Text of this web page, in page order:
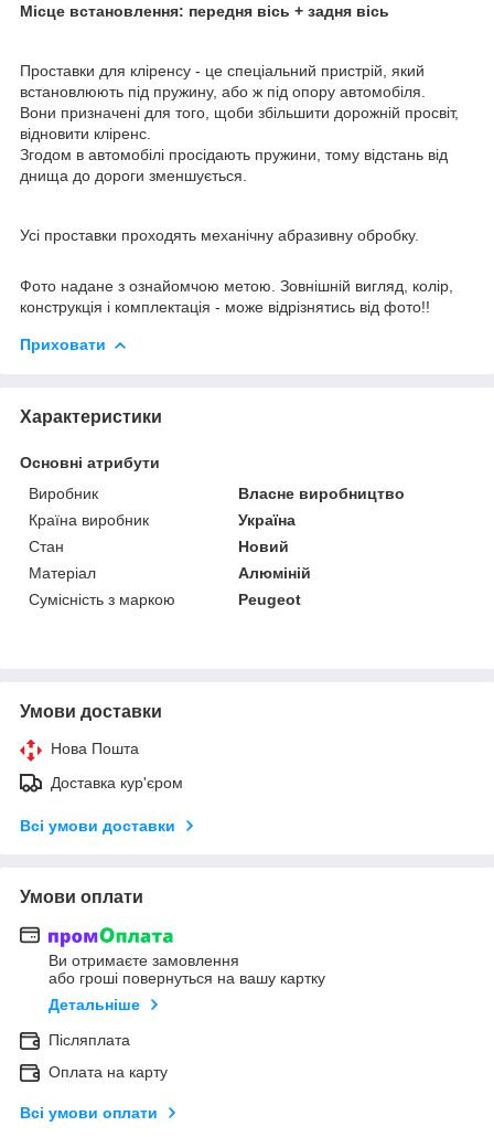
Місце встановлення: передня вісь + задня вісь
Проставки для кліренсу - це спеціальний пристрій, який
встановлюють під пружину, або ж під опору автомобіля.
Вони призначені для того, щоби збільшити дорожній просвіт,
відновити кліренс.
Згодом в автомобілі просідають пружини, тому відстань від
днища до дороги зменшується.
Усі проставки проходять механічну абразивну обробку.
Фото надане з ознайомчою метою. Зовнішній вигляд, колір,
конструкція і комплектація - може відрізнятись від фото!!
Приховати
Характеристики
Основні атрибути
Виробник
Власне виробництво
Країна виробник
Україна
Стан
Новий
Матеріал
Алюміній
Сумісність з маркою
Peugeot
Умови доставки
Нова Пошта
Доставка кур'єром
Всі умови доставки
Умови оплати
Ви отримаєте замовлення
або гроші повернуться на вашу картку
Детальніше
Післяплата
Оплата на карту
Всі умови оплати